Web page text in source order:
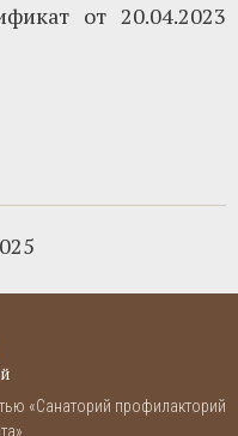
от 20.04.2023
«Санаторий профилакторий